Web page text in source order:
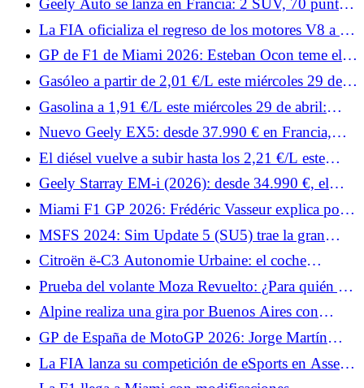
Geely Auto se lanza en Francia: 2 SUV, 70 puntos
de venta y grandes ambiciones
La FIA oficializa el regreso de los motores V8 a la
Fórmula 1 para 2030
GP de F1 de Miami 2026: Esteban Ocon teme el
calor por su Haas
Gasóleo a partir de 2,01 €/L este miércoles 29 de
abril: dónde encontrar estaciones por debajo de
2,20 €/L de media en Francia
Gasolina a 1,91 €/L este miércoles 29 de abril:
¿dónde ganar 10 céntimos por litro con SP95-E10
en Francia?
Nuevo Geely EX5: desde 37.990 € en Francia,
¿puede el SUV eléctrico eclipsar al Tesla Model Y?
El diésel vuelve a subir hasta los 2,21 €/L este
jueves 30 de abril: dónde repostar diésel desde
2,15 €/L
Geely Starray EM-i (2026): desde 34.990 €, el
SUV híbrido enchufable desafía la competencia
europea
Miami F1 GP 2026: Frédéric Vasseur explica por
qué los Libres 1 serán decisivos para Ferrari
MSFS 2024: Sim Update 5 (SU5) trae la gran
limpieza.
Citroën ë-C3 Autonomie Urbaine: el coche
eléctrico más barato de Francia, desde 12.990 €
Prueba del volante Moza Revuelto: ¿Para quién y
para qué?
Alpine realiza una gira por Buenos Aires con
Franco Colapinto.
GP de España de MotoGP 2026: Jorge Martín
quiere brillar ante su afición y confirmar su forma
La FIA lanza su competición de eSports en Assetto
Corsa Rally.